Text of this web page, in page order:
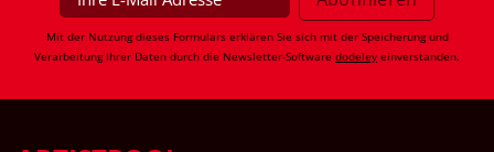
Mit der Nutzung dieses Formulars erklären Sie sich mit der Speicherung und
Verarbeitung Ihrer Daten durch die Newsletter-Software dodeley einverstanden.